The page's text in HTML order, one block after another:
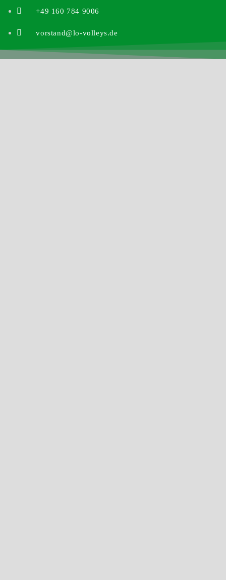
+49 160 784 9006
vorstand@lo-volleys.de